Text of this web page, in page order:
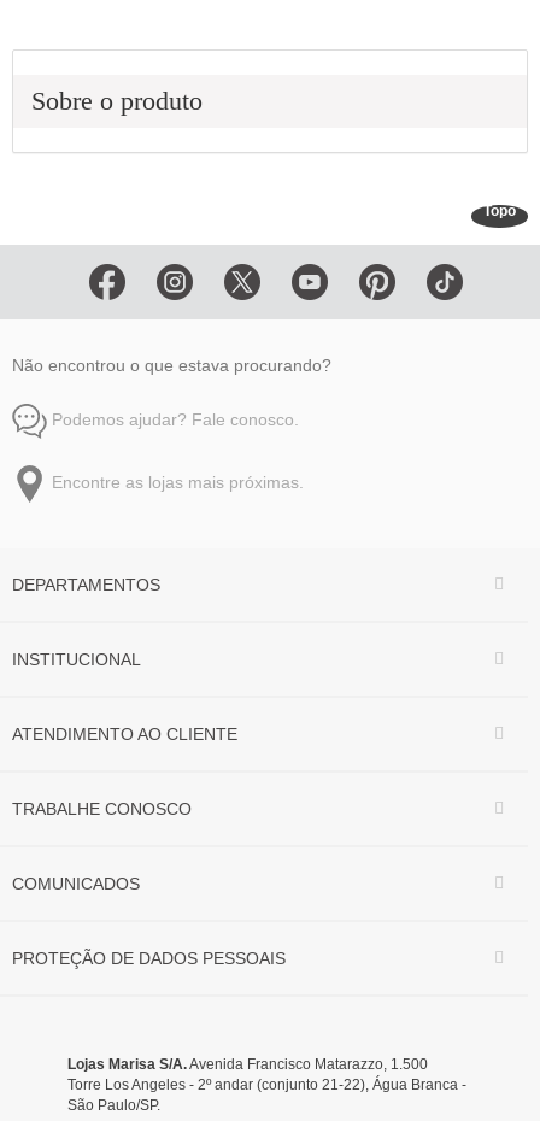
Sobre o produto
Topo
Não encontrou o que estava procurando?
Podemos ajudar? Fale conosco.
Encontre as lojas mais próximas.
DEPARTAMENTOS
INSTITUCIONAL
ATENDIMENTO AO CLIENTE
TRABALHE CONOSCO
COMUNICADOS
PROTEÇÃO DE DADOS PESSOAIS
Lojas Marisa S/A.Avenida Francisco Matarazzo, 1.500
Torre Los Angeles - 2º andar (conjunto 21-22), Água Branca -
São Paulo/SP.